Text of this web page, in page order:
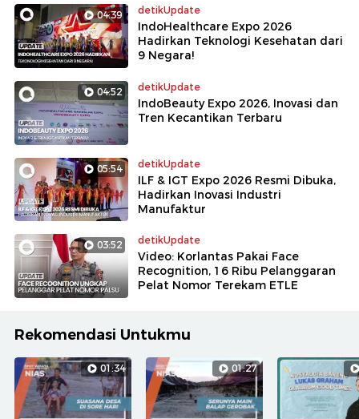
04:39 detikUpdate
IndoHealthcare Expo 2026
Hadirkan Teknologi Kesehatan dari
9 Negara!
04:52 detikUpdate
IndoBeauty Expo 2026, Inovasi dan
Tren Kecantikan Terbaru
05:54 detikUpdate
ILF & IGT Expo 2026 Resmi Dibuka,
Hadirkan Inovasi Industri
Manufaktur
03:52 detikUpdate
Video: Korlantas Pakai Face
Recognition, 16 Ribu Pelanggaran
Pelat Nomor Terekam ETLE
Rekomendasi Untukmu
01:34 01:27